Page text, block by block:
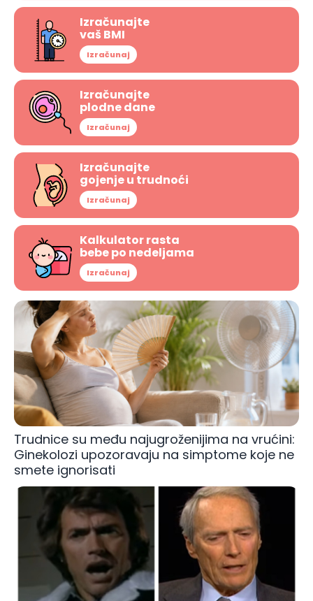
Izračunajte
vaš BMI
Izračunaj
Izračunajte
plodne dane
Izračunaj
Izračunajte
gojenje u trudnoći
Izračunaj
Kalkulator rasta
bebe po nedeljama
Izračunaj
Trudnice su među najugroženijima na vrućini:
Ginekolozi upozoravaju na simptome koje ne
smete ignorisati